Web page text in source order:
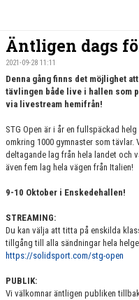
OM FÖRENINGEN
STG-HALLEN
FÖRENINGSPRODUKTER
MÄRKESTAGNING
Äntligen dags
2021-09-28 11:11
Denna gång finns det möjlighet
tävlingen både live i hallen som
via livestream hemifrån!
STG Open är i år en fullspäckad helg
omkring 1000 gymnaster som tävlar.
deltagande lag från hela landet och
även fem lag hela vägen från Italien!
9-10 Oktober i Enskedehallen!
STREAMING:
Du kan välja att titta på enskilda
tillgång till alla sändningar hela
https://solidsport.com/stg-open
PUBLIK:
Vi välkomnar äntligen publiken